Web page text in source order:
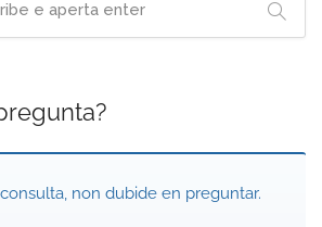
non dubide en preguntar.